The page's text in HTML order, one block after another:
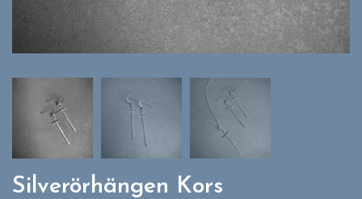
Silverörhängen Kors